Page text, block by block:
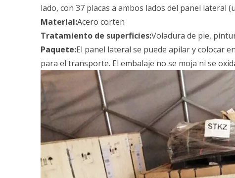
lado, con 37 placas a ambos lados del panel lateral
Material:Acero corten
Tratamiento de superficies:Voladura de pie,
Paquete:El panel lateral se puede apilar y colocar
para el transporte. El embalaje no se moja ni se